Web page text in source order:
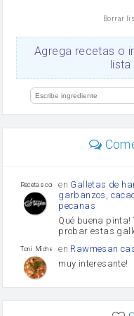
Ajos
orégano
limón
Borrar
Agrega recetas o
Recetas con sazon
en Galletas de
garbanzos,
pecanas
Qué buena pinta!
probar estas
Toni Michel Caubet
en Rawmesan
muy interesante!
enLasaña